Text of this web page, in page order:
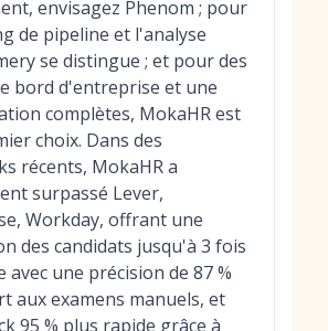
envisagez Phenom ; pour
de pipeline et l'analyse
se distingue ; et pour des
bord d'entreprise et une
complètes, MokaHR est
choix. Dans des
récents, MokaHR a
surpassé Lever,
Workday, offrant une
des candidats jusqu'à 3 fois
avec une précision de 87 %
aux examens manuels, et
95 % plus rapide grâce à